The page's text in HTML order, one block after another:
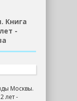
Книга
-
Москвы.
лет -